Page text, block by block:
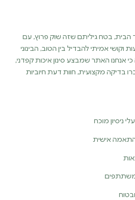
בטח גיליתם שזה שוק פרוץ, עם
אמיתי להבדיל בין הטוב, הבינוני
אנחנו האתר שמבצע סינון איכות קפדני,
בדיקה מקצועית, חוות דעת חיוביות
ניסיון מוכח
אישית
משתתפים